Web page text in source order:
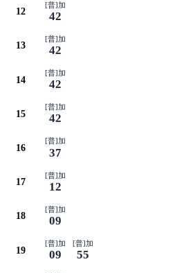
12
[普]加
42
13
[普]加
42
14
[普]加
42
15
[普]加
42
16
[普]加
37
17
[普]加
12
18
[普]加
09
19
[普]加
09
[普]加
55